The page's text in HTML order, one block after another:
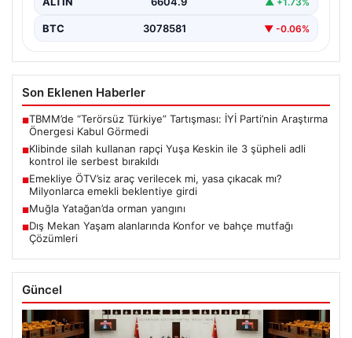
BTC 3078581 ▼ -0.06%
Son Eklenen Haberler
■TBMM’de “Terörsüz Türkiye” Tartışması: İYİ Parti’nin Araştırma
Önergesi Kabul Görmedi
■Klibinde silah kullanan rapçi Yuşa Keskin ile 3 şüpheli adli
kontrol ile serbest bırakıldı
■Emekliye ÖTV’siz araç verilecek mi, yasa çıkacak mı?
Milyonlarca emekli beklentiye girdi
■Muğla Yatağan’da orman yangını
■Dış Mekan Yaşam alanlarında Konfor ve bahçe mutfağı
Çözümleri
Güncel